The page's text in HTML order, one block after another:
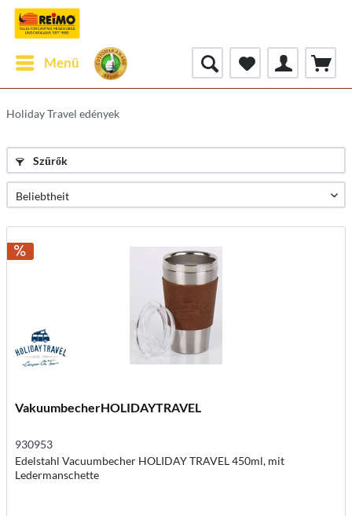
Menü
Holiday Travel edények
Szűrők
VakuumbecherHOLIDAYTRAVEL
930953
Edelstahl Vacuumbecher HOLIDAY TRAVEL 450ml, mit
Ledermanschette